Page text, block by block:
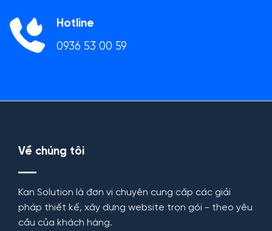
Hotline
0936 53 00 59
Về chúng tôi
Kan Solution là đơn vị chuyên cung cấp các giải
pháp thiết kế, xây dựng website trọn gói - theo yêu
cầu của khách hàng.